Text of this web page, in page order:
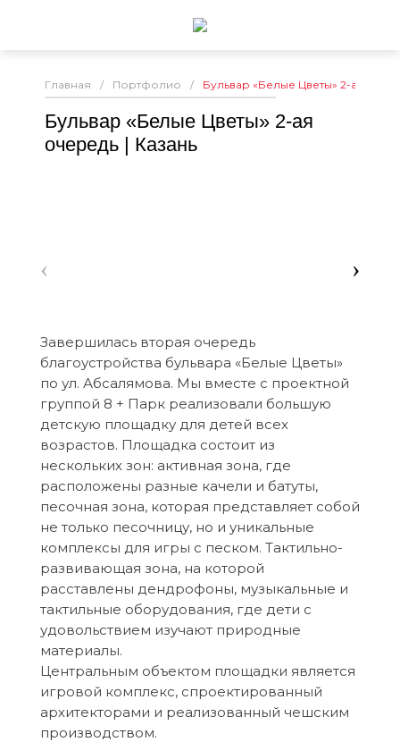
Главная / Портфолио / Бульвар «Белые Цветы» 2-ая
Бульвар «Белые Цветы» 2-ая
очередь | Казань
‹ ›
Завершилась вторая очередь
благоустройства бульвара «Белые Цветы»
по ул. Абсалямова. Мы вместе с проектной
группой 8 + Парк реализовали большую
детскую площадку для детей всех
возрастов. Площадка состоит из
нескольких зон: активная зона, где
расположены разные качели и батуты,
песочная зона, которая представляет собой
не только песочницу, но и уникальные
комплексы для игры с песком. Тактильно-
развивающая зона, на которой
расставлены дендрофоны, музыкальные и
тактильные оборудования, где дети с
удовольствием изучают природные
материалы.
Центральным объектом площадки является
игровой комплекс, спроектированный
архитекторами и реализованный чешским
производством.